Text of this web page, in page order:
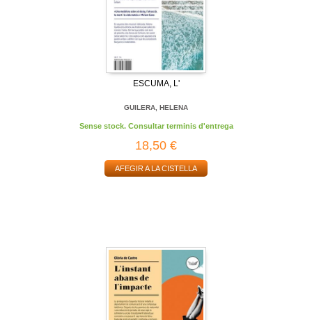
ESCUMA, L'
GUILERA, HELENA
Sense stock. Consultar terminis d'entrega
18,50 €
AFEGIR A LA CISTELLA